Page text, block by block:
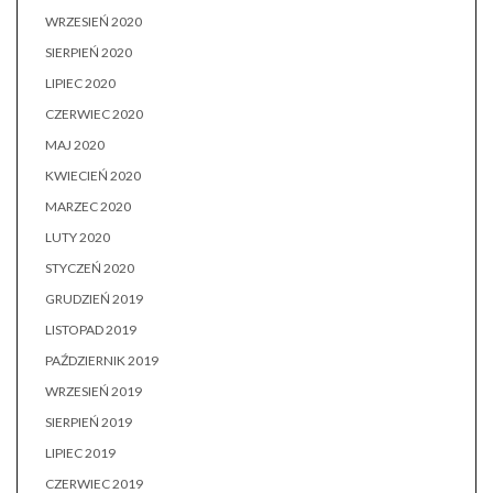
WRZESIEŃ 2020
SIERPIEŃ 2020
LIPIEC 2020
CZERWIEC 2020
MAJ 2020
KWIECIEŃ 2020
MARZEC 2020
LUTY 2020
STYCZEŃ 2020
GRUDZIEŃ 2019
LISTOPAD 2019
PAŹDZIERNIK 2019
WRZESIEŃ 2019
SIERPIEŃ 2019
LIPIEC 2019
CZERWIEC 2019